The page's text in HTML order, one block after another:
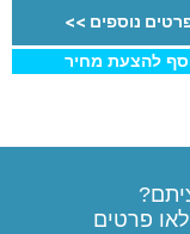
נוספים >>
להצעת מחיר
פרטים